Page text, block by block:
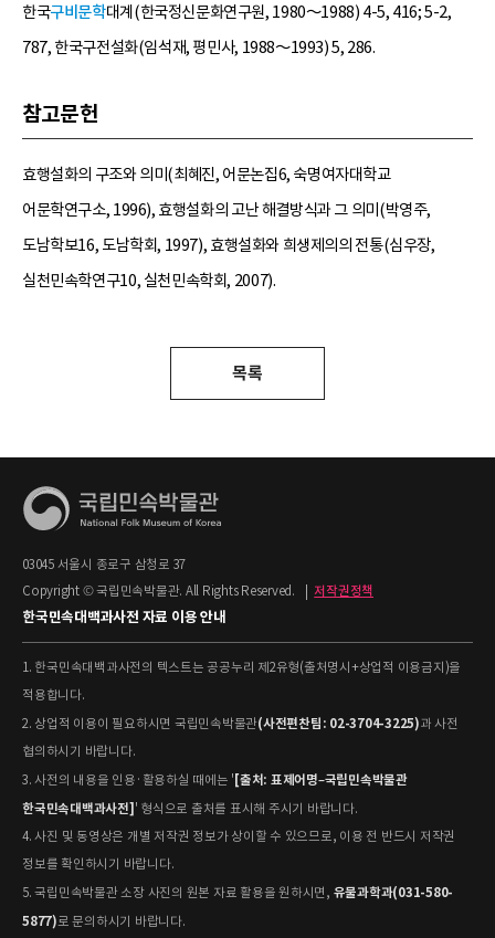
한국구비문학대계(한국정신문화연구원, 1980～1988) 4-5, 416; 5-2,
787, 한국구전설화(임석재, 평민사, 1988～1993) 5, 286.
참고문헌
효행설화의 구조와 의미(최혜진, 어문논집6, 숙명여자대학교
어문학연구소, 1996), 효행설화의 고난 해결방식과 그 의미(박영주,
도남학보16, 도남학회, 1997), 효행설화와 희생제의의 전통(심우장,
실천민속학연구10, 실천민속학회, 2007).
목록
03045 서울시 종로구 삼청로 37
Copyright © 국립민속박물관. All Rights Reserved.
저작권정책
한국민속대백과사전 자료 이용 안내
1. 한국민속대백과사전의 텍스트는 공공누리 제2유형(출처명시+상업적 이용금지)을
적용합니다.
2. 상업적 이용이 필요하시면 국립민속박물관(사전편찬팀: 02-3704-3225)과 사전
협의하시기 바랍니다.
3. 사전의 내용을 인용·활용하실 때에는 ' [출처: 표제어명–국립민속박물관
한국민속대백과사전] ' 형식으로 출처를 표시해 주시기 바랍니다.
4. 사진 및 동영상은 개별 저작권 정보가 상이할 수 있으므로, 이용 전 반드시 저작권
정보를 확인하시기 바랍니다.
5. 국립민속박물관 소장 사진의 원본 자료 활용을 원하시면, 유물과학과(031-580-
5877)로 문의하시기 바랍니다.